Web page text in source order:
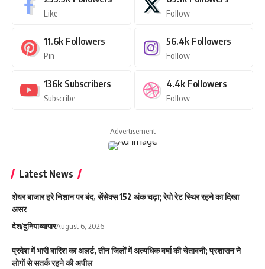
Like Follow
11.6k Followers
Pin
56.4k Followers
Follow
136k Subscribers
Subscribe
4.4k Followers
Follow
- Advertisement -
Latest News
शेयर बाजार हरे निशान पर बंद, सेंसेक्स 152 अंक चढ़ा; रेपो रेट स्थिर रहने का दिखा
असर
देश/दुनियाव्यापारAugust 6, 2026
प्रदेश में भारी बारिश का अलर्ट, तीन जिलों में अत्यधिक वर्षा की चेतावनी; प्रशासन ने
लोगों से सतर्क रहने की अपील